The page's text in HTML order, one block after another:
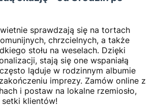
sprawdzają się na tortach
chrzcielnych, a także
stołu na weselach. Dzięki
stają się one wspaniałą
ląduje w rodzinnym albumie
imprezy. Zamów online z
i postaw na lokalne rzemiosło,
setki klientów!